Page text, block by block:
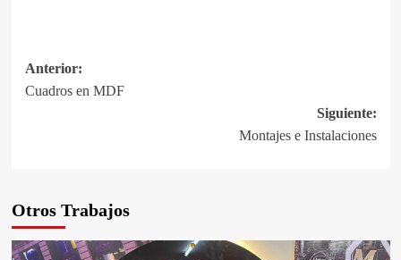
Navegación
de
Anterior:
Cuadros en MDF
Siguiente:
Montajes e Instalaciones
Otros Trabajos